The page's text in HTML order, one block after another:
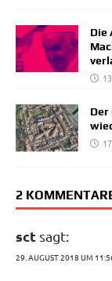
Die
Der
2
sct sagt:
29. AUGUST 2018 UM